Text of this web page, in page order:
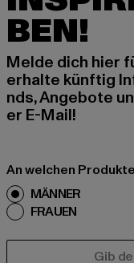
BEN!
Melde dich hier
erhalte künftig
nds, Angebote
er E-Mail!
An welchen
MÄNNER
FRAUEN